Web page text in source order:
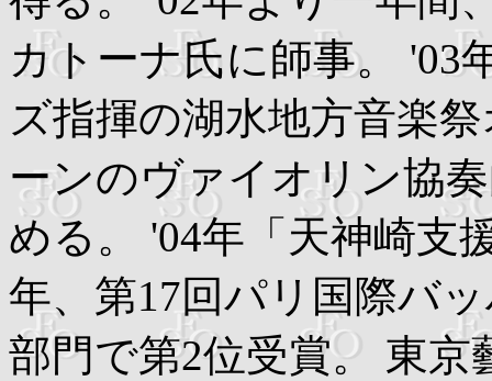
カトーナ氏に師事。 '03
ズ指揮の湖水地方音楽
ーンのヴァイオリン協
める。 '04年「天神崎支
年、第17回パリ国際バ
部門で第2位受賞。 東京